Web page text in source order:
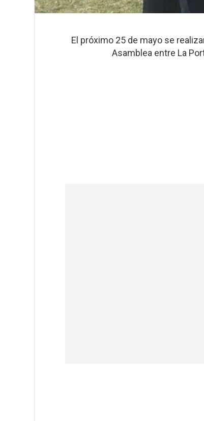
El próximo 25 de mayo se
Asamblea entre La